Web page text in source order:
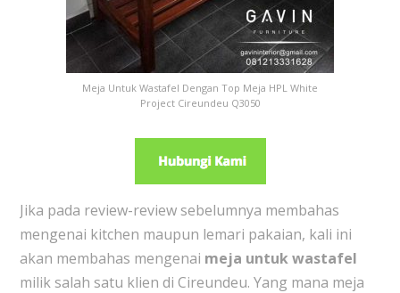
Meja Untuk Wastafel Dengan Top Meja HPL White
Project Cireundeu Q3050
Jika pada review-review sebelumnya membahas
mengenai kitchen maupun lemari pakaian, kali ini
akan membahas mengenai meja untuk wastafel
milik salah satu klien di Cireundeu. Yang mana meja